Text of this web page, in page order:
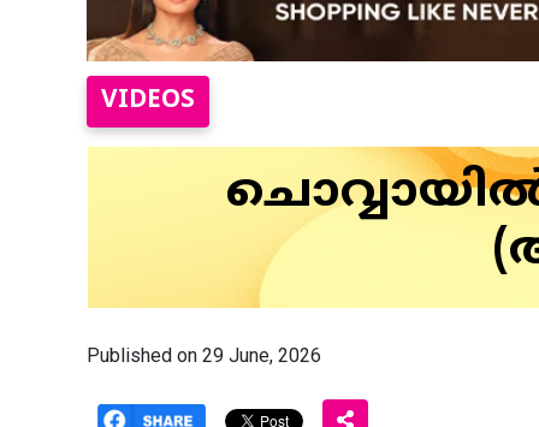
VIDEOS
Published on 29 June, 2026